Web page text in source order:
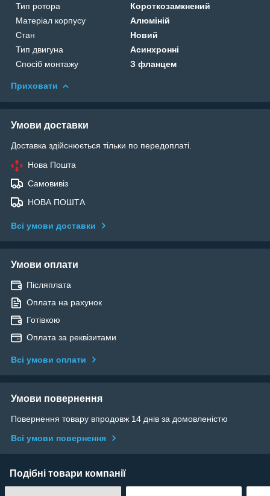
Тип ротора
Короткозамкнений
Матеріал корпусу
Алюміній
Стан
Новий
Тип двигуна
Асинхронні
Спосіб монтажу
З фланцем
Приховати
Умови доставки
Доставка здійснюється тільки по передоплаті.
Нова Пошта
Самовивіз
НОВА ПОШТА
Всі умови доставки
Умови оплати
Післяплата
Оплата на рахунок
Готівкою
Оплата за реквізитами
Всі умови оплати
Умови повернення
Повернення товару впродовж 14 днів за домовленістю
Всі умови повернення
Подібні товари компанії